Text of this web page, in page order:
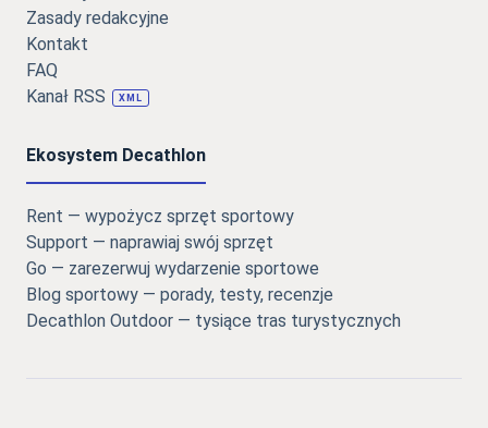
Zasady redakcyjne
Kontakt
FAQ
Kanał RSS
XML
Ekosystem Decathlon
Rent — wypożycz sprzęt sportowy
Support — naprawiaj swój sprzęt
Go — zarezerwuj wydarzenie sportowe
Blog sportowy — porady, testy, recenzje
Decathlon Outdoor — tysiące tras turystycznych